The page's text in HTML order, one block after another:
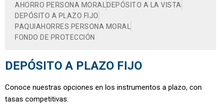
AHORRO PERSONA MORAL DEPÓSITO A LA VISTA
DEPÓSITO A PLAZO FIJO
PAQUIAHORRES PERSONA MORAL
FONDO DE PROTECCIÓN
DEPÓSITO A PLAZO FIJO
Conoce nuestras opciones en los instrumentos a plazo, con
tasas competitivas.